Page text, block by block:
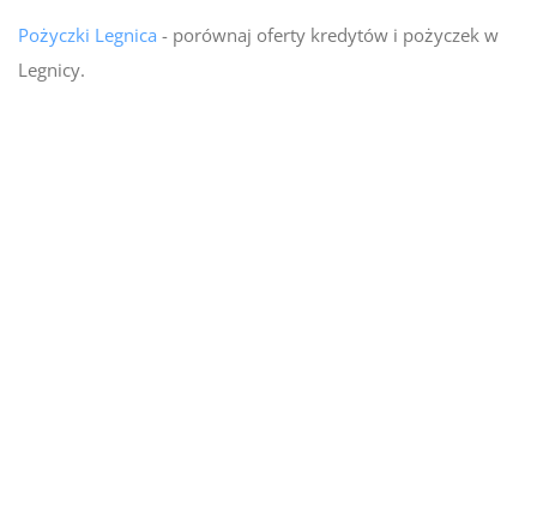
Pożyczki Legnica - porównaj oferty kredytów i pożyczek w
Legnicy.